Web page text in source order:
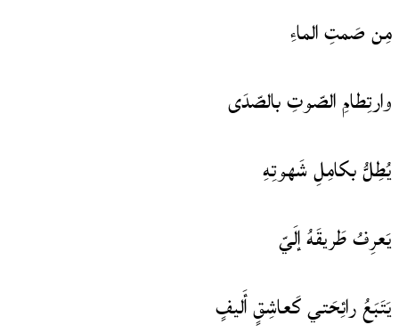
مِن صَمتِ الماءِ
وارتِطامِ الصّوتِ بالصّدَى
يُطِلُّ بكامِلِ شَهوتِهِ
يَعرِفُ طَريقَهُ إلَيّ
يَتَبَعُ رائِحَتي كَعاشِقٍ أَليفٍ